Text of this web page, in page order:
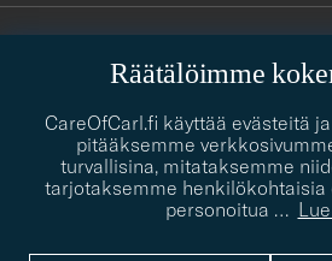
Räätälöimme
CareOfCarl.fi käyttää evästeitä
pitääksemme
turvallisina, mitataksemme
tarjotaksemme
personoitua …
contact@careofcarl.com
PUKEUTUMISNEUVONTA
Kaipaatko apua oman tyylisi
mielellämme!
PUKEUTUMISNEUVONTA